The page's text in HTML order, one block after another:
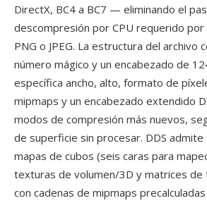
DirectX, BC4 a BC7 — eliminando el
descompresión por CPU requerido
PNG o JPEG. La estructura del archivo
número mágico y un encabezado de
específica ancho, alto, formato de
mipmaps y un encabezado extendido
modos de compresión más nuevos,
de superficie sin procesar. DDS
mapas de cubos (seis caras para
texturas de volumen/3D y matrices de
con cadenas de mipmaps